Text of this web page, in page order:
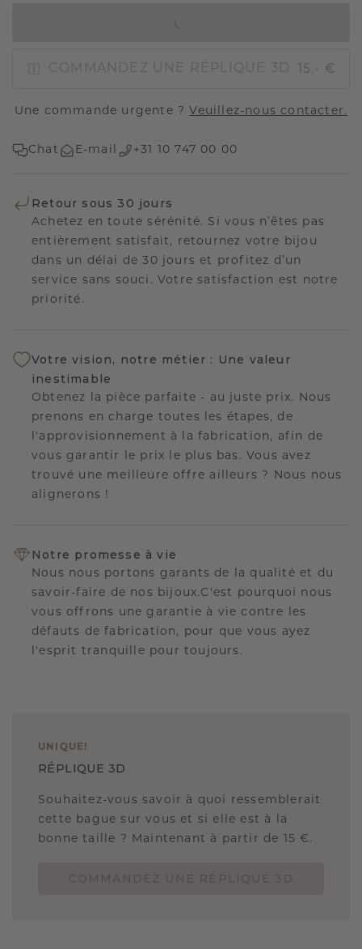
COMMANDEZ UNE RÉPLIQUE 3D 15,- €
Une commande urgente ?Veuillez-nous contacter.
Chat E-mail +31 10 747 00 00
Retour sous 30 jours
Achetez en toute sérénité. Si vous n’êtes pas
entièrement satisfait, retournez votre bijou
dans un délai de 30 jours et profitez d’un
service sans souci. Votre satisfaction est notre
priorité.
Votre vision, notre métier : Une valeur
inestimable
Obtenez la pièce parfaite - au juste prix. Nous
prenons en charge toutes les étapes, de
l'approvisionnement à la fabrication, afin de
vous garantir le prix le plus bas. Vous avez
trouvé une meilleure offre ailleurs ? Nous nous
alignerons !
Notre promesse à vie
Nous nous portons garants de la qualité et du
savoir-faire de nos bijoux.C'est pourquoi nous
vous offrons une garantie à vie contre les
défauts de fabrication, pour que vous ayez
l'esprit tranquille pour toujours.
UNIQUE !
RÉPLIQUE 3D
Souhaitez-vous savoir à quoi ressemblerait
cette bague sur vous et si elle est à la
bonne taille ? Maintenant à partir de 15 €.